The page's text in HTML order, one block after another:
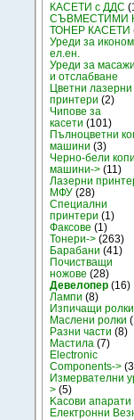
КАСЕТИ с ДДС
СЪВМЕСТИМИ
ТОНЕР КАСЕТИ
Уреди за
ел.ен.
Уреди за
и отслабване
Цветни лазерни
принтери (2)
Чипове за
касети (101)
Пълноцветни
машини (3)
Черно-бели
машини-> (11)
Лазерни
МФУ (28)
Специални
принтери (1)
Факсове (1)
Тонери-> (263)
Барабани (41)
Почистващи
ножове (28)
Девелопер (16)
Лампи (8)
Изпичащи ролки
Маслени ролки
Разни части (8)
Мастила (7)
Electronic
Components->
Измервателни
> (5)
Kасови апарати
Електронни